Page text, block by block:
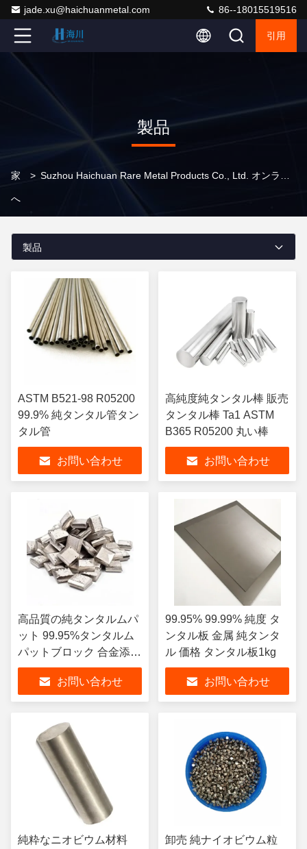
jade.xu@haichuanmetal.com 86--18015519516
引用
製品
家
へ
>
製品
ASTM B521-98 R05200
99.9% 純タンタル管タン
タル管
お問い合わせ
高純度純タンタル棒 販売
タンタル棒 Ta1 ASTM
B365 R05200 丸い棒
お問い合わせ
高品質の純タンタルムパ
ット 99.95%タンタルム
パットブロック 合金添加
物のためのタンタルムイ
ンゴットお問い合わせ
99.95% 99.99% 純度 タ
ンタル板 金属 純タンタ
ル 価格 タンタル板1kg
お問い合わせ
純粋なニオビウム材料
卸売 純ナイオビウム粒